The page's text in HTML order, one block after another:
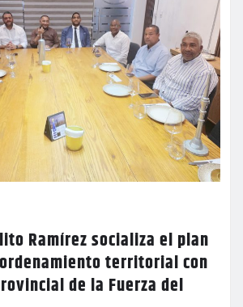
Ramírez socializa el plan
territorial con
de la Fuerza del